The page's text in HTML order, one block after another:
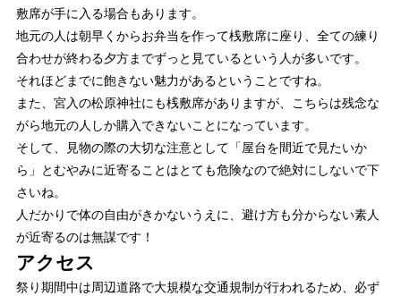
敷席が手に入る場合もあります。
地元の人は朝早くからお弁当を作って桟敷席に座り、全ての練り
合わせが終わる夕方までずっと見ているという人が多いです。
それほどまでに飽きない魅力があるということですね。
また、宮入の松原神社にも桟敷席がありますが、こちらは残念な
がら地元の人しか購入できないことになっています。
そして、見物の際の大切な注意として「屋台を間近で見たいか
ら」とむやみに近寄ることはとても危険なので絶対にしないで下
さいね。
人だかりで体の自由がきかないうえに、避け方も分からない素人
が近寄るのは無謀です！
アクセス
祭り期間中は周辺道路で大規模な交通規制が行われるため、 必ず